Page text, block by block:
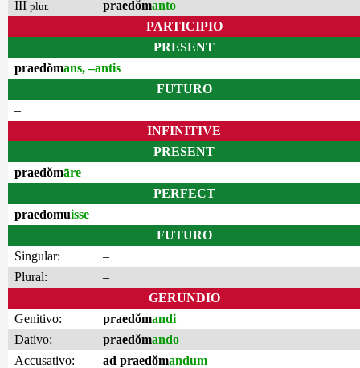
III plur. praedŏmanto
PARTICIPIO
PRESENT
praedŏmans, –antis
FUTURO
–
INFINITIVE
PRESENT
praedŏmāre
PERFECT
praedomuisse
FUTURO
Singular:
–
Plural:
–
GERUNDIO
Genitivo:
praedŏmandi
Dativo:
praedŏmando
Accusativo:
ad praedŏmandum